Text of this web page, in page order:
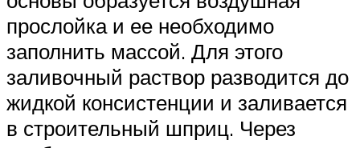
прослойка и ее необходимо
заполнить массой. Для этого
заливочный раствор разводится до
жидкой консистенции и заливается
в строительный шприц. Через